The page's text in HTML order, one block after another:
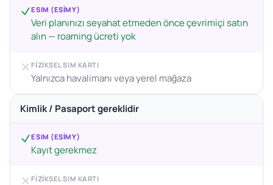
ESIM (ESIMY)
Veri planınızı seyahat etmeden önce çevrimiçi satın
alın — roaming ücreti yok
FIZIKSEL SIM KARTI
Yalnızca havalimanı veya yerel mağaza
Kimlik / Pasaport gereklidir
ESIM (ESIMY)
Kayıt gerekmez
FIZIKSEL SIM KARTI